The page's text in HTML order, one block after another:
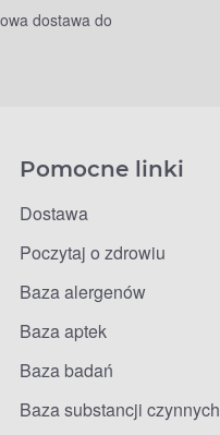
dostawa do
Pomocne linki
Dostawa
Poczytaj o zdrowiu
Baza alergenów
Baza aptek
Baza badań
Baza substancji czynnych